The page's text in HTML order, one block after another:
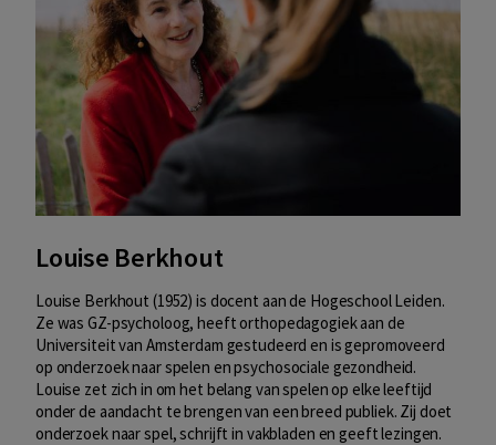
Louise Berkhout
Louise Berkhout (1952) is docent aan de Hogeschool Leiden.
Ze was GZ-psycholoog, heeft orthopedagogiek aan de
Universiteit van Amsterdam gestudeerd en is gepromoveerd
op onderzoek naar spelen en psychosociale gezondheid.
Louise zet zich in om het belang van spelen op elke leeftijd
onder de aandacht te brengen van een breed publiek. Zij doet
onderzoek naar spel, schrijft in vakbladen en geeft lezingen.